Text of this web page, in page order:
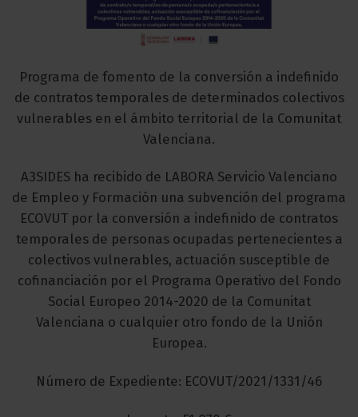
Programa de fomento de la conversión a indefinido
de contratos temporales de determinados colectivos
vulnerables en el ámbito territorial de la Comunitat
Valenciana.
A3SIDES ha recibido de LABORA Servicio Valenciano
de Empleo y Formación una subvención del programa
ECOVUT por la conversión a indefinido de contratos
temporales de personas ocupadas pertenecientes a
colectivos vulnerables, actuación susceptible de
cofinanciación por el Programa Operativo del Fondo
Social Europeo 2014-2020 de la Comunitat
Valenciana o cualquier otro fondo de la Unión
Europea.
Número de Expediente: ECOVUT/2021/1331/46